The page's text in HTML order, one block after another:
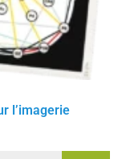
l’imagerie